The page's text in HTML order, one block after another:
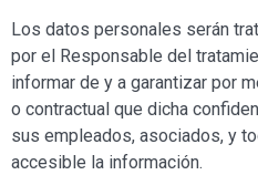
Los datos personales serán
por el Responsable del
informar de y a garantizar por
o contractual que dicha
sus empleados, asociados, y
accesible la información.